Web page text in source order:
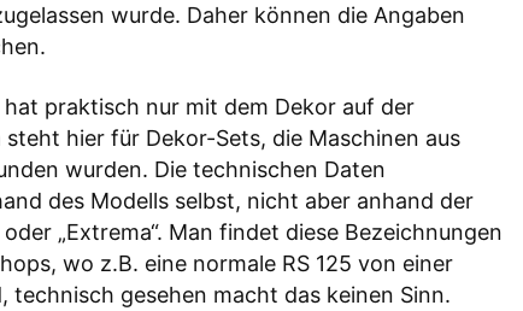
wurde. Daher können die Angaben
hat praktisch nur mit dem Dekor auf der
hier für Dekor-Sets, die Maschinen aus
wurden. Die technischen Daten
des Modells selbst, nicht aber anhand der
„Extrema“. Man findet diese Bezeichnungen
wo z.B. eine normale RS 125 von einer
technisch gesehen macht das keinen Sinn.